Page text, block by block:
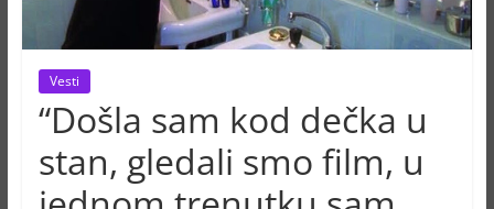
Vesti
“Došla sam kod dečka u
stan, gledali smo film, u